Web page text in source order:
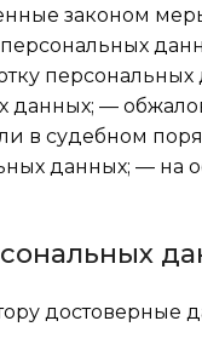
законом
данных; —
в судебном
данных; — на
достоверные